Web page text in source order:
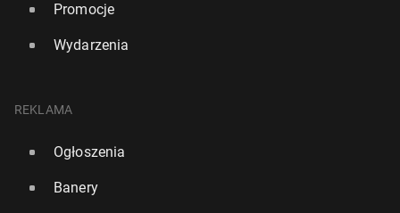
Promocje
Wydarzenia
REKLAMA
Ogłoszenia
Banery